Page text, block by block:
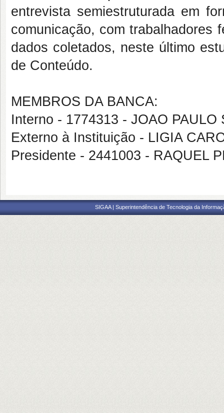
entrevista semiestruturada em
comunicação, com trabalhadores
dados coletados, neste último
de Conteúdo.
MEMBROS DA BANCA:
Interno - 1774313 - JOAO PAULO
Externo à Instituição - LIGIA
Presidente - 2441003 - RAQUEL
SIGAA | Superintendência de Tecnologia da